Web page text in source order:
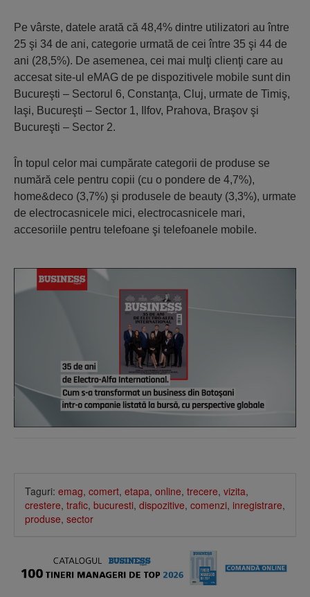
Pe vârste, datele arată că 48,4% dintre utilizatori au între
25 şi 34 de ani, categorie urmată de cei între 35 şi 44 de
ani (28,5%). De asemenea, cei mai mulţi clienţi care au
accesat site-ul eMAG de pe dispozitivele mobile sunt din
Bucureşti – Sectorul 6, Constanţa, Cluj, urmate de Timiş,
Iaşi, Bucureşti – Sector 1, Ilfov, Prahova, Braşov şi
Bucureşti – Sector 2.
În topul celor mai cumpărate categorii de produse se
numără cele pentru copii (cu o pondere de 4,7%),
home&deco (3,7%) şi produsele de beauty (3,3%), urmate
de electrocasnicele mici, electrocasnicele mari,
accesoriile pentru telefoane şi telefoanele mobile.
Taguri: emag, comert, etapa, online, trecere, vizita,
crestere, trafic, bucuresti, dispozitive, comenzi, inregistrare,
produse, sector